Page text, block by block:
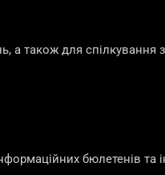
а також для спілкування
бюлетенів та